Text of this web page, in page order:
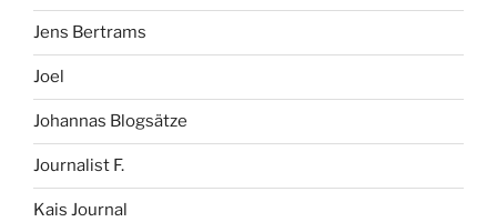
Jens Bertrams
Joel
Johannas Blogsätze
Journalist F.
Kais Journal